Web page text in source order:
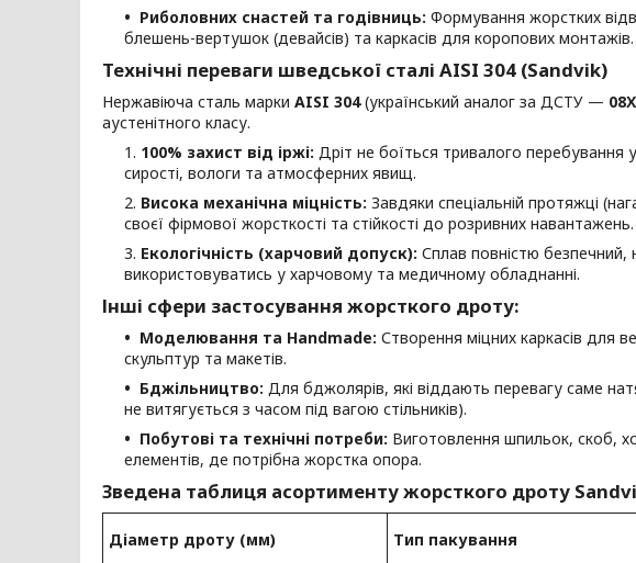
Риболовних снастей та годівниць: Формування жорстких
блешень-вертушок (девайсів) та каркасів для коропових монтажів.
Технічні переваги шведської сталі AISI 304 (Sandvik)
Нержавіюча сталь марки AISI 304(український аналог за ДСТУ —
аустенітного класу.
100% захист від іржі: Дріт не боїться тривалого перебування у
сирості, вологи та атмосферних явищ.
Висока механічна міцність: Завдяки спеціальній протяжці
своєї фірмової жорсткості та стійкості до розривних навантажень.
Екологічність (харчовий допуск): Сплав повністю
використовуватись у харчовому та медичному обладнанні.
Інші сфери застосування жорсткого дроту:
Моделювання та Handmade: Створення міцних каркасів для
скульптур та макетів.
Бджільництво: Для бджолярів, які віддають перевагу саме
не витягується з часом під вагою стільників).
Побутові та технічні потреби: Виготовлення шпильок, скоб,
елементів, де потрібна жорстка опора.
Зведена таблиця асортименту жорсткого дроту
Діаметр дроту (мм) Тип пакування